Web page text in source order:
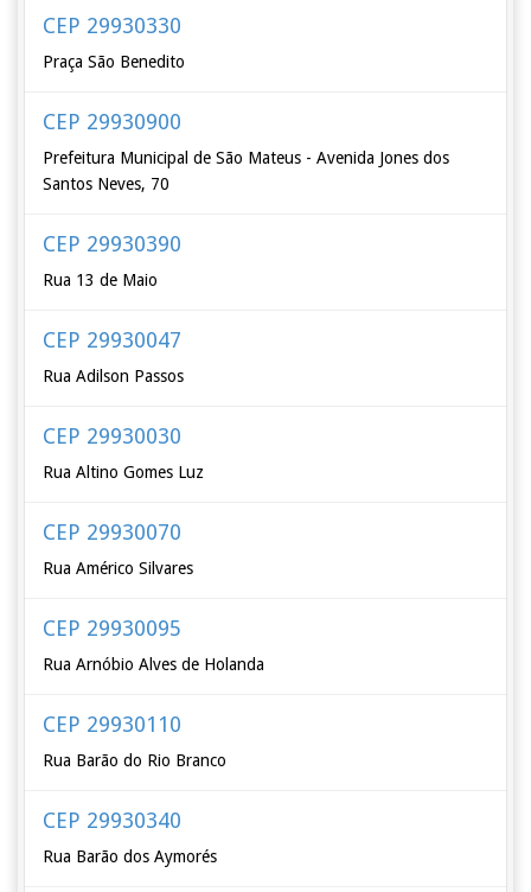
CEP 29930330
Praça São Benedito
CEP 29930900
Prefeitura Municipal de São Mateus - Avenida Jones dos
Santos Neves, 70
CEP 29930390
Rua 13 de Maio
CEP 29930047
Rua Adilson Passos
CEP 29930030
Rua Altino Gomes Luz
CEP 29930070
Rua Américo Silvares
CEP 29930095
Rua Arnóbio Alves de Holanda
CEP 29930110
Rua Barão do Rio Branco
CEP 29930340
Rua Barão dos Aymorés